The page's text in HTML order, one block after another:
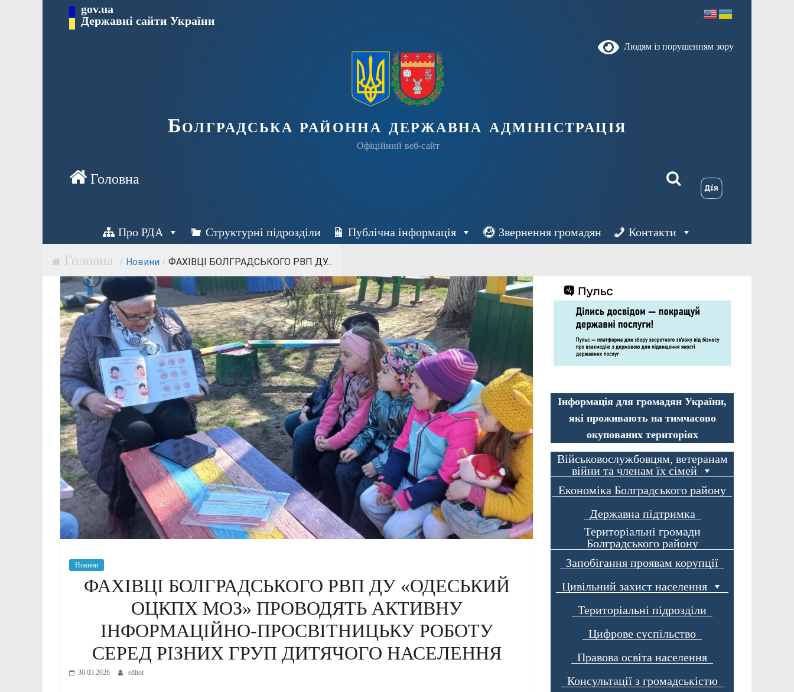
Перейти gov.ua
Державні сайти України
Людям із порушенням зору
Болградська районна державна адміністрація
Офіційний веб-сайт
Про РДА Структурні підрозділи Публічна інформація Звернення громадян Контакти
/ Новини / ФАХІВЦІ БОЛГРАДСЬКОГО РВП ДУ...
Новини
ФАХІВЦІ БОЛГРАДСЬКОГО РВП ДУ «ОДЕСЬКИЙ
ОЦКПХ МОЗ» ПРОВОДЯТЬ АКТИВНУ
ІНФОРМАЦІЙНО-ПРОСВІТНИЦЬКУ РОБОТУ
СЕРЕД РІЗНИХ ГРУП ДИТЯЧОГО НАСЕЛЕННЯ
30.03.2026 editor
Інформація для громадян України,
які проживають на тимчасово
окупованих територіях
Військовослужбовцям, ветеранам
війни та членам їх сімей
Економіка Болградського району
Державна підтримка
Територіальні громади
Болградського району
Запобігання проявам корупції
Цивільний захист населення
Територіальні підрозділи
Цифрове суспільство
Правова освіта населення
Консультації з громадськістю